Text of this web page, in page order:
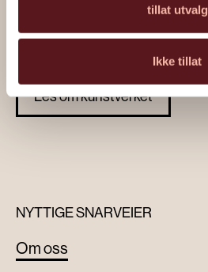
tillat utvalg
Ikke tillat
“Urfisk” av Håkon Gullvåg
Les om kunstverket
NYTTIGE SNARVEIER
Om oss